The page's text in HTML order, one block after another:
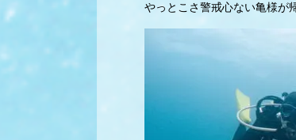
やっとこさ警戒心ない亀様が